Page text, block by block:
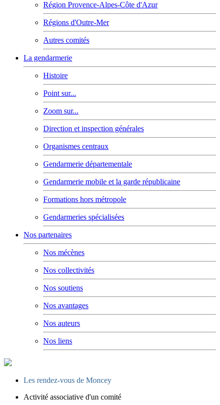
Région Provence-Alpes-Côte d'Azur
Régions d'Outre-Mer
Autres comités
La gendarmerie
Histoire
Point sur...
Zoom sur...
Direction et inspection générales
Organismes centraux
Gendarmerie départementale
Gendarmerie mobile et la garde républicaine
Formations hors métropole
Gendarmeries spécialisées
Nos partenaires
Nos mécènes
Nos collectivités
Nos soutiens
Nos avantages
Nos auteurs
Nos liens
Les rendez-vous de Moncey
Activité associative d'un comité